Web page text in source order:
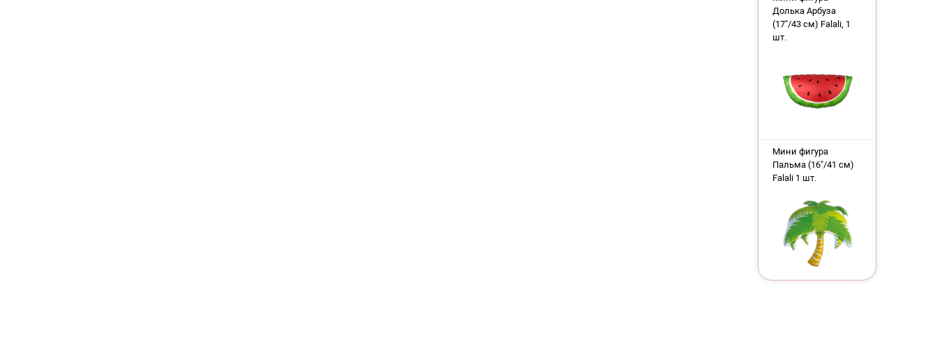
Долька Арбуза
(17"/43 см) Falali, 1
шт.
Мини фигура
Пальма (16"/41 см)
Falali 1 шт.